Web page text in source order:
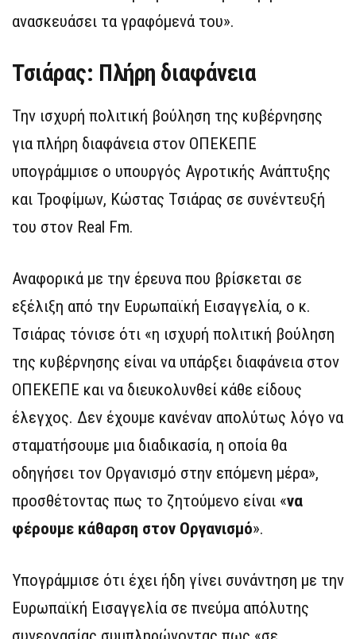
ανασκευάσει τα γραφόμενά του».
Τσιάρας: Πλήρη διαφάνεια
Την ισχυρή πολιτική βούληση της κυβέρνησης
για πλήρη διαφάνεια στον ΟΠΕΚΕΠΕ
υπογράμμισε ο υπουργός Αγροτικής Ανάπτυξης
και Τροφίμων, Κώστας Τσιάρας σε συνέντευξή
του στον Real Fm.
Αναφορικά με την έρευνα που βρίσκεται σε
εξέλιξη από την Ευρωπαϊκή Εισαγγελία, ο κ.
Τσιάρας τόνισε ότι «η ισχυρή πολιτική βούληση
της κυβέρνησης είναι να υπάρξει διαφάνεια στον
ΟΠΕΚΕΠΕ και να διευκολυνθεί κάθε είδους
έλεγχος. Δεν έχουμε κανέναν απολύτως λόγο να
σταματήσουμε μια διαδικασία, η οποία θα
οδηγήσει τον Οργανισμό στην επόμενη μέρα»,
προσθέτοντας πως το ζητούμενο είναι «να
φέρουμε κάθαρση στον Οργανισμό».
Υπογράμμισε ότι έχει ήδη γίνει συνάντηση με την
Ευρωπαϊκή Εισαγγελία σε πνεύμα απόλυτης